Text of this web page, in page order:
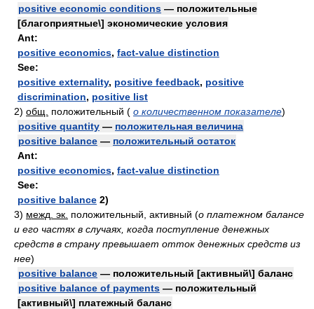
positive economic conditions — положительные
[благоприятные\] экономические условия
Ant:
positive economics, fact-value distinction
See:
positive externality, positive feedback, positive
discrimination, positive list
2) общ. положительный ( о количественном показателе)
positive quantity — положительная величина
positive balance — положительный остаток
Ant:
positive economics, fact-value distinction
See:
positive balance 2)
3) межд. эк. положительный, активный (о платежном балансе
и его частях в случаях, когда поступление денежных
средств в страну превышает отток денежных средств из
нее)
positive balance — положительный [активный\] баланс
positive balance of payments — положительный
[активный\] платежный баланс